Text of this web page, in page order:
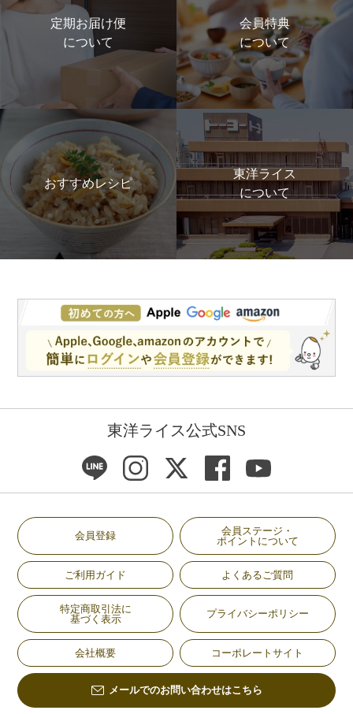
定期お届け便
について
会員特典
について
おすすめレシピ
東洋ライス
について
東洋ライス公式SNS
会員登録
会員ステージ・
ポイントについて
ご利用ガイド よくあるご質問
特定商取引法に
基づく表示
プライバシーポリシー
会社概要 コーポレートサイト
メールでのお問い合わせはこちら